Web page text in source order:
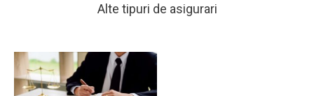
Alte tipuri de asigurari